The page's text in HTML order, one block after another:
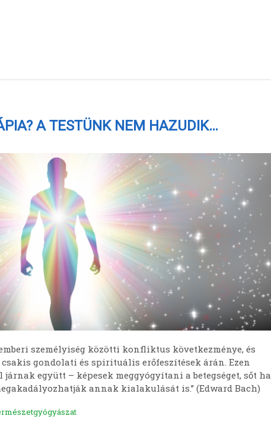
A TESTÜNK NEM HAZUDIK…
emberi személyiség közötti konfliktus következménye, és
gondolati és spirituális erőfeszítések árán. Ezen
együtt – képesek meggyógyítani a betegséget, sőt ha
annak kialakulását is.” (Edward Bach)